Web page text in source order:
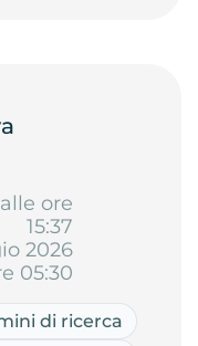
ore
15:37
2026
05:30
di ricerca